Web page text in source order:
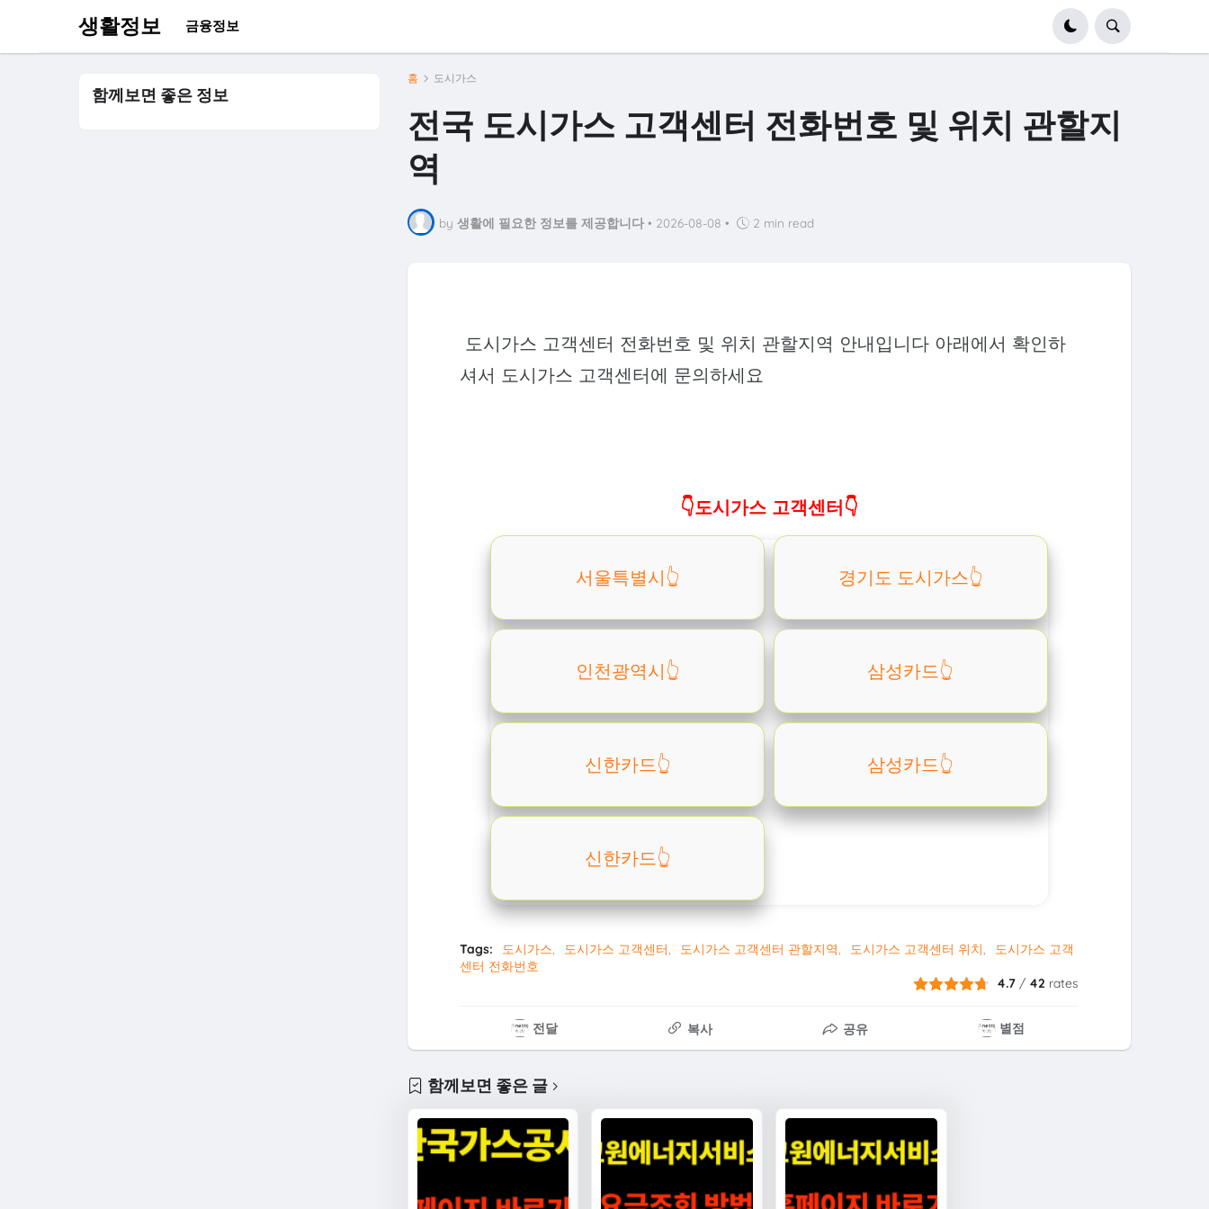
생활정보 금융정보
홈 도시가스
전국 도시가스 고객센터 전화번호 및 위치 관할지
역
by 생활에 필요한 정보를 제공합니다 • 2026-08-08 • 2 min read
도시가스 고객센터 전화번호 및 위치 관할지역 안내입니다 아래에서 확인하
셔서 도시가스 고객센터에 문의하세요
👇도시가스 고객센터👇
서울특별시👆️ 경기도 도시가스👆️
인천광역시👆️ 삼성카드👆️
신한카드👆️ 삼성카드👆️
신한카드👆️
Tags: 도시가스 도시가스 고객센터 도시가스 고객센터 관할지역 도시가스 고객센터 위치
도시가스 고객
센터 전화번호
4.7 / 42 rates
전달 복사 공유 별점
함께보면 좋은 글
함께보면 좋은 정보